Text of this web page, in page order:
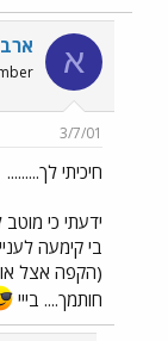
א
3/7/01
חיכיתי לך.........
ידעתי כי
(הקפה אצל
חותמך.... בייי